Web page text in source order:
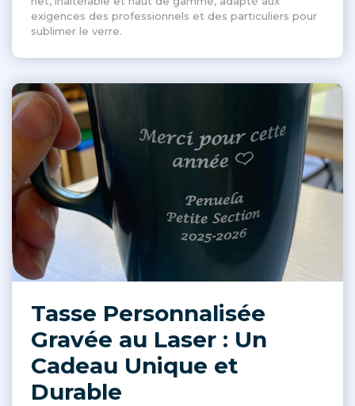
exigences des professionnels et des particuliers pour
sublimer le verre.
Tasse Personnalisée
Gravée au Laser : Un
Cadeau Unique et
Durable